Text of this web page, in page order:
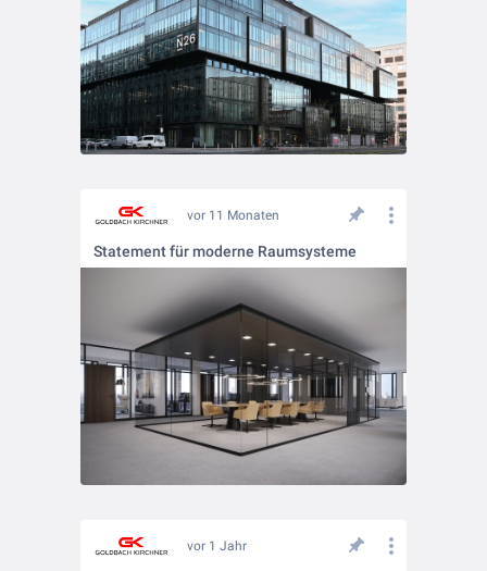
vor 11 Monaten
Statement für moderne Raumsysteme
vor 1 Jahr